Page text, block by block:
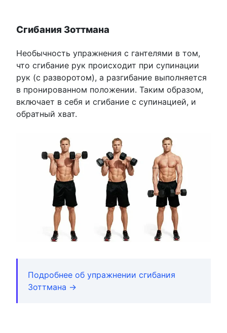
Сгибания Зоттмана
Необычность упражнения с гантелями в том,
что сгибание рук происходит при супинации
рук (с разворотом), а разгибание выполняется
в пронированном положении. Таким образом,
включает в себя и сгибание с супинацией, и
обратный хват.
Подробнее об упражнении сгибания
Зоттмана →